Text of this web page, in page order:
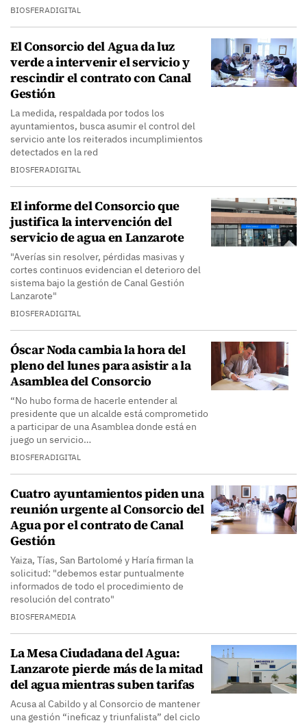
BIOSFERADIGITAL
El Consorcio del Agua da luz
verde a intervenir el servicio y
rescindir el contrato con Canal
Gestión
La medida, respaldada por todos los
ayuntamientos, busca asumir el control del
servicio ante los reiterados incumplimientos
detectados en la red
BIOSFERADIGITAL
El informe del Consorcio que
justifica la intervención del
servicio de agua en Lanzarote
"Averías sin resolver, pérdidas masivas y
cortes continuos evidencian el deterioro del
sistema bajo la gestión de Canal Gestión
Lanzarote"
BIOSFERADIGITAL
Óscar Noda cambia la hora del
pleno del lunes para asistir a la
Asamblea del Consorcio
“No hubo forma de hacerle entender al
presidente que un alcalde está comprometido
a participar de una Asamblea donde está en
juego un servicio…
BIOSFERADIGITAL
Cuatro ayuntamientos piden una
reunión urgente al Consorcio del
Agua por el contrato de Canal
Gestión
Yaiza, Tías, San Bartolomé y Haría firman la
solicitud: "debemos estar puntualmente
informados de todo el procedimiento de
resolución del contrato"
BIOSFERAMEDIA
La Mesa Ciudadana del Agua:
Lanzarote pierde más de la mitad
del agua mientras suben tarifas
Acusa al Cabildo y al Consorcio de mantener
una gestión “ineficaz y triunfalista” del ciclo